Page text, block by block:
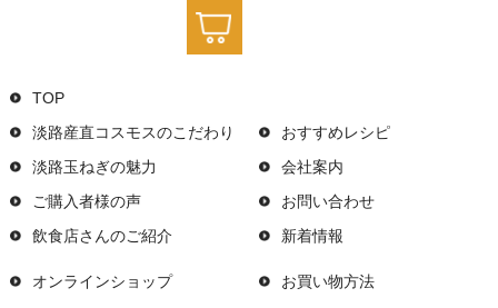
TOP
淡路産直コスモスのこだわり
淡路玉ねぎの魅力
ご購⼊者様の声
飲⾷店さんのご紹介
おすすめレシピ
会社案内
お問い合わせ
新着情報
オンラインショップ
お買い物⽅法